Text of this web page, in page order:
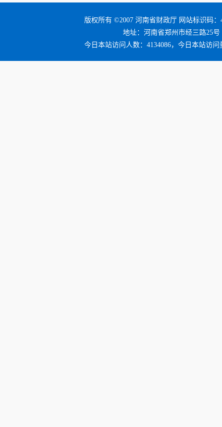
版权所有 ©2007 河南省财政厅 网站标识码：
地址：河南省郑州市经三路25号
今日本站访问人数：4134086，今日本站访问